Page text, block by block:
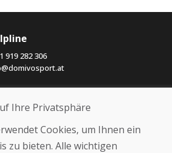
919 282 306
uns
Ihre Privatsphäre
Cookies, um Ihnen ein
zu bieten. Alle wichtigen